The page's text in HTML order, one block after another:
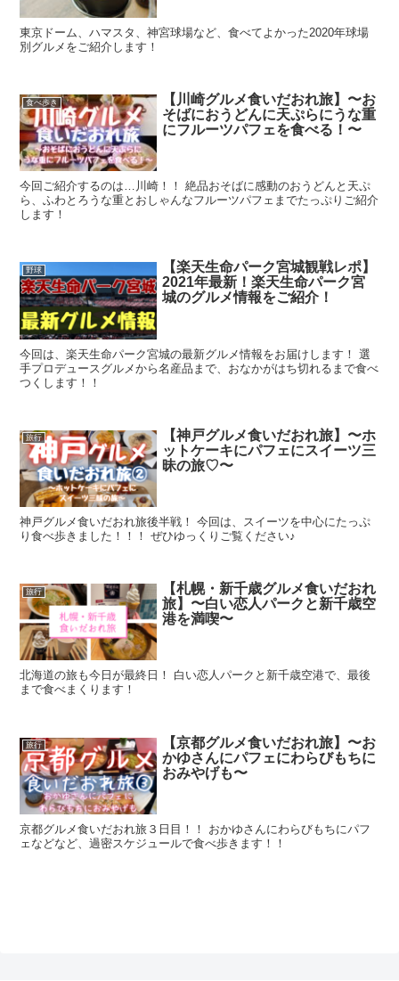
東京ドーム、ハマスタ、神宮球場など、食べてよかった2020年球場
別グルメをご紹介します！
食べ歩き
【川崎グルメ食いだおれ旅】〜お
そばにおうどんに天ぷらにうな重
にフルーツパフェを食べる！〜
今回ご紹介するのは…川崎！！ 絶品おそばに感動のおうどんと天ぷ
ら、ふわとろうな重とおしゃんなフルーツパフェまでたっぷりご紹介
します！
野球
【楽天生命パーク宮城観戦レポ】
2021年最新！楽天生命パーク宮
城のグルメ情報をご紹介！
今回は、楽天生命パーク宮城の最新グルメ情報をお届けします！ 選
手プロデュースグルメから名産品まで、おなかがはち切れるまで食べ
つくします！！
旅行
【神戸グルメ食いだおれ旅】〜ホ
ットケーキにパフェにスイーツ三
昧の旅♡〜
神戸グルメ食いだおれ旅後半戦！ 今回は、スイーツを中心にたっぷ
り食べ歩きました！！！ ぜひゆっくりご覧ください♪
旅行
【札幌・新千歳グルメ食いだおれ
旅】〜白い恋人パークと新千歳空
港を満喫〜
北海道の旅も今日が最終日！ 白い恋人パークと新千歳空港で、最後
まで食べまくります！
旅行
【京都グルメ食いだおれ旅】〜お
かゆさんにパフェにわらびもちに
おみやげも〜
京都グルメ食いだおれ旅３日目！！ おかゆさんにわらびもちにパフ
ェなどなど、過密スケジュールで食べ歩きます！！